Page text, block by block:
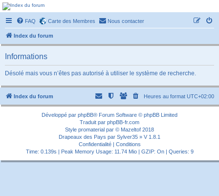
Forum-passionnement
Le forum des passionnés de trains miniature, de petites autos etc etc
FAQ Carte des Membres Nous contacter
Index du forum
Informations
Désolé mais vous n’êtes pas autorisé à utiliser le système de recherche.
Index du forum Heures au format UTC+02:00
Développé par phpBB® Forum Software © phpBB Limited
Traduit par phpBB-fr.com
Style promaterial par © Mazeltof 2018
Drapeaux des Pays par Sylver35 » V 1.8.1
Confidentialité| Conditions
Time: 0.139s | Peak Memory Usage: 11.74 Mio | GZIP: On | Queries: 9